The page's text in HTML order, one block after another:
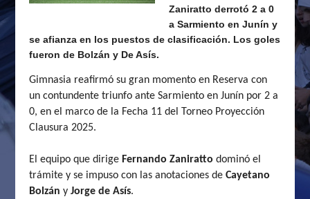
Zaniratto derrotó 2 a 0
a Sarmiento en Junín y
se afianza en los puestos de clasificación. Los goles
fueron de Bolzán y De Asís.
Gimnasia reafirmó su gran momento en Reserva con
un contundente triunfo ante Sarmiento en Junín por 2 a
0, en el marco de la Fecha 11 del Torneo Proyección
Clausura 2025.
El equipo que dirige Fernando Zaniratto dominó el
trámite y se impuso con las anotaciones deCayetano
Bolzán yJorge de Asís.